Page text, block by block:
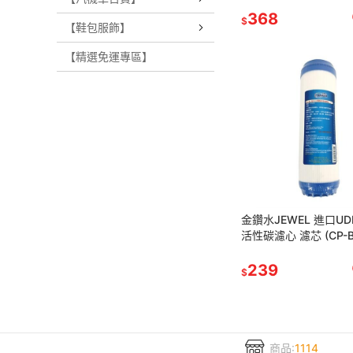
【鞋包服飾】
【精選免運專區】
$368
金鑽水JEWEL 進口
活性碳濾心 濾芯 (CP-
$239
商品:1114